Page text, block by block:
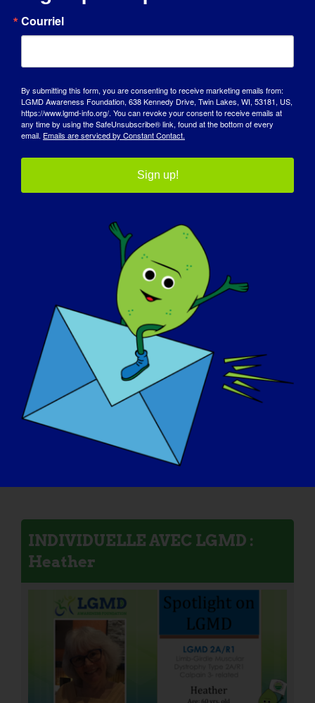
INDIVIDU AVEC LGMD : Peter
INDIVIDU AVEC LGMD : Jacob
INDIVIDUELLE AVEC LGMD :
Heather
Courriel
By submitting this form, you are consenting to receive marketing emails from:
LGMD Awareness Foundation, 638 Kennedy Drive, Twin Lakes, WI, 53181, US,
https://www.lgmd-info.org/. You can revoke your consent to receive emails at
any time by using the SafeUnsubscribe® link, found at the bottom of every
email. Emails are serviced by Constant Contact.
Sign up!